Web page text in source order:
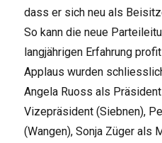
dass er sich neu als
So kann die neue
langjährigen Erfahrung
Applaus wurden
Angela Ruoss als
Vizepräsident (Siebnen),
(Wangen), Sonja Züger als